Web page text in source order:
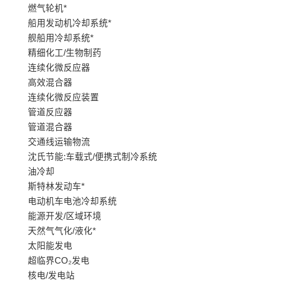
燃气轮机*
船用发动机冷却系统*
舰船用冷却系统*
精细化工/生物制药
连续化微反应器
高效混合器
连续化微反应装置
管道反应器
管道混合器
交通线运输物流
沈氏节能:车载式/便携式制冷系统
油冷却
斯特林发动车*
电动机车电池冷却系统
能源开发/区域环境
天然气气化/液化*
太阳能发电
超临界CO₂发电
核电/发电站